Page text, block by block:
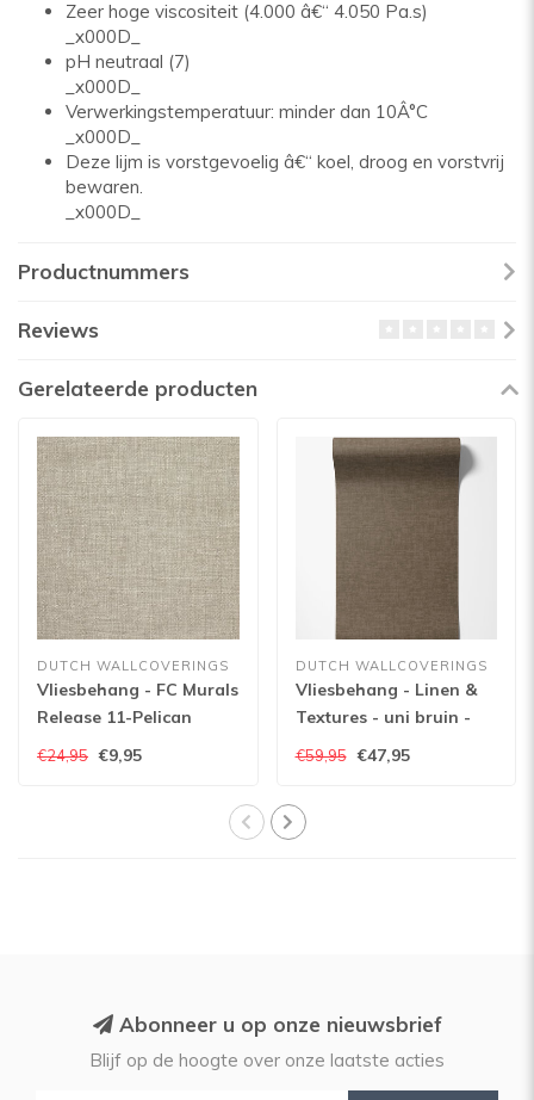
Zeer hoge viscositeit (4.000 â€“ 4.050 Pa.s)
_x000D_
pH neutraal (7)
_x000D_
Verwerkingstemperatuur: minder dan 10Â°C
_x000D_
Deze lijm is vorstgevoelig â€“ koel, droog en vorstvrij
bewaren.
_x000D_
Productnummers
Reviews
Gerelateerde producten
DUTCH WALLCOVERINGS
Vliesbehang - FC Murals
Release 11-Pelican
€24,95 €9,95
DUTCH WALLCOVERINGS
Vliesbehang - Linen &
Textures - uni bruin -
€59,95 €47,95
Abonneer u op onze nieuwsbrief
Blijf op de hoogte over onze laatste acties